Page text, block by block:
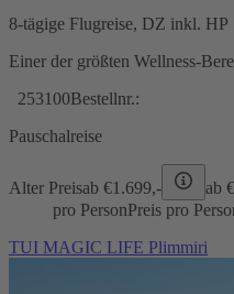
8-tägige Flugreise, DZ inkl. HP
Einer der größten Wellness-
253100Bestellnr.:
Pauschalreise
Alter Preisab €1.699,- ab €
pro PersonPreis pro
TUI MAGIC LIFE Plimmiri